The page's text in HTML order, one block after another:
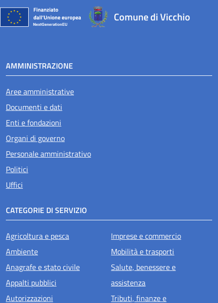
Comune di Vicchio
AMMINISTRAZIONE
Aree amministrative
Documenti e dati
Enti e fondazioni
Organi di governo
Personale amministrativo
Politici
Uffici
CATEGORIE DI SERVIZIO
Agricoltura e pesca
Ambiente
Anagrafe e stato civile
Appalti pubblici
Autorizzazioni
Imprese e commercio
Mobilità e trasporti
Salute, benessere e
assistenza
Tributi, finanze e